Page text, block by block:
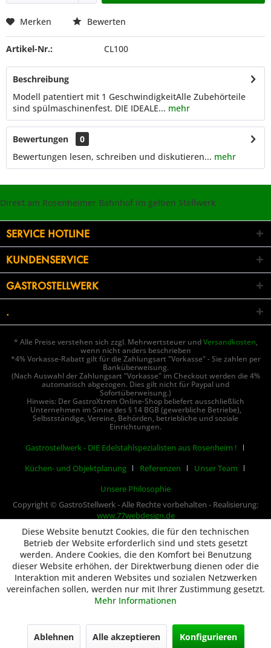
Merken Bewerten
Artikel-Nr.: CL100
Beschreibung
Modell patentiert mit 1 GeschwindigkeitAlle Zubehörteile
sind spülmaschinenfest. DIE IDEALE... mehr
Bewertungen
0
Bewertungen lesen, schreiben und diskutieren... mehr
Direkt am Rosenheimer Bahnhof im gelben Stellwerk
SERVICE HOTLINE
KUNDENSERVICE
GASTROSTELLWERK
.
* Alle Preise verstehen sich zzgl. Mehrwertsteuer undVersandkosten,
wenn nicht anders beschrieben
*4% Vorkasse-Rabatt gilt für die Zahlungsart "Vorkasse" - Sie zahlen per
Banküberweisung.
(Nach Auswahl der Zahlungsart "Vorkasse" im Checkout werden die 4%
automatisch abgezogen. Dies gilt nicht für Paypal und
Sofortüberweisung.)
Hinweis: Der GastroXtrem Online-Shop beliefert ausschließlich
Unternehmen im Sinne des § 14 BGB (gewerbliche Betriebe),
Selbstständige, Vereine, Behörden, betriebliche und soziale
Einrichtungen.
Gastrostellwerk - DIE Edelstahlspezialisten aus Rosenheim !
Küchen- und Objektplanung
Referenzen
Unser Team
Unsere Philosophie
Copyright © GastroStellwerk - Alle Rechte vorbehalten - Realisierung:
www.77webdesign.de
Diese Website benutzt Cookies, die für den technischen
Betrieb der Website erforderlich sind und stets gesetzt
werden. Andere Cookies, die den Komfort bei Benutzung
dieser Website erhöhen, der Direktwerbung dienen oder die
Interaktion mit anderen Websites und sozialen Netzwerken
vereinfachen sollen, werden nur mit Ihrer Zustimmung gesetzt.
Mehr Informationen
Ablehnen Alle akzeptieren Konfigurieren